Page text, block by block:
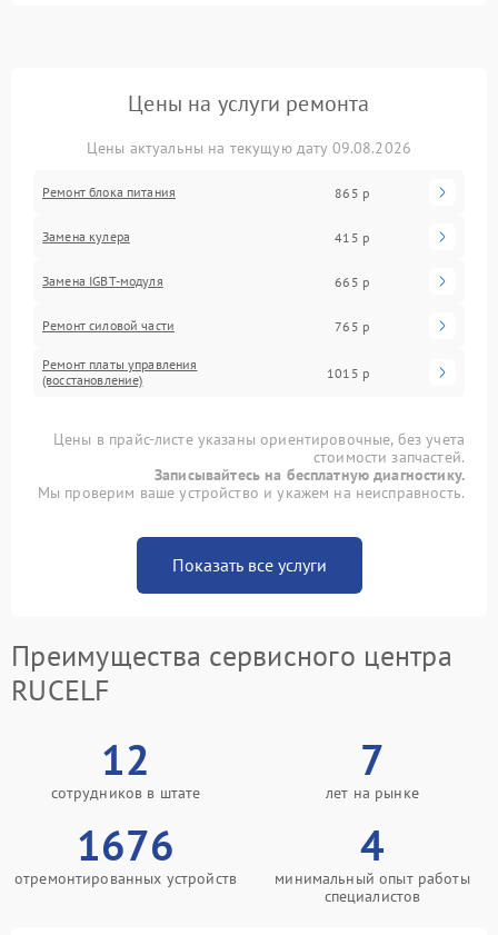
Цены на услуги ремонта
Цены актуальны на текущую дату 09.08.2026
Ремонт блока питания 865 р
Замена кулера 415 р
Замена IGBT-модуля 665 р
Ремонт силовой части 765 р
Ремонт платы управления
(восстановление)
1015 р
Цены в прайс-листе указаны ориентировочные, без учета
стоимости запчастей.
Записывайтесь на бесплатную диагностику.
Мы проверим ваше устройство и укажем на неисправность.
Показать все услуги
Преимущества сервисного центра
RUCELF
12
сотрудников в штате
7
лет на рынке
1676
отремонтированных устройств
4
минимальный опыт работы
специалистов